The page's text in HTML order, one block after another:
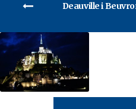
Deauville i